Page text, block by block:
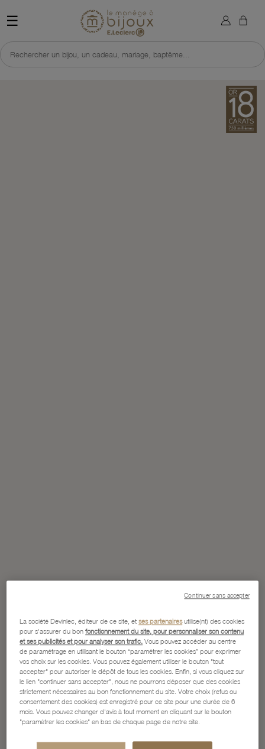
☰ Retour à l'accueil du site
Rechercher un bijou, un cadeau, mariage, baptême...
×
La société Devinlec, éditeur de ce site, etses partenairesutilise(nt) des cookies
pour s'assurer du bonfonctionnement du site, pour personnaliser son contenu
et ses publicités et pour analyser son trafic. Vous pouvez accéder au centre
de paramétrage en utilisant le bouton “paramétrer les cookies” pour exprimer
vos choix sur les cookies. Vous pouvez également utiliser le bouton "tout
accepter" pour autoriser le dépôt de tous les cookies. Enfin, si vous cliquez sur
le lien "continuer sans accepter", nous ne pourrons déposer que des cookies
strictement nécessaires au bon fonctionnement du site. Votre choix (refus ou
consentement des cookies) est enregistré pour ce site pour une durée de 6
mois. Vous pouvez changer d'avis à tout moment en cliquant sur le bouton
"paramétrer les cookies" en bas de chaque page de notre site.
Continuer sans accepter